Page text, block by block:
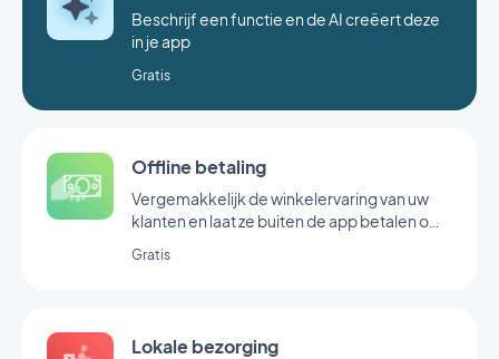
Offline betaling
Vergemakkelijk de winkelervaring van uw
klanten en laat ze buiten de app betalen om
Gratis
Lokale bezorging
Beschrijf een functie en de AI creëert deze
in je app
Gratis